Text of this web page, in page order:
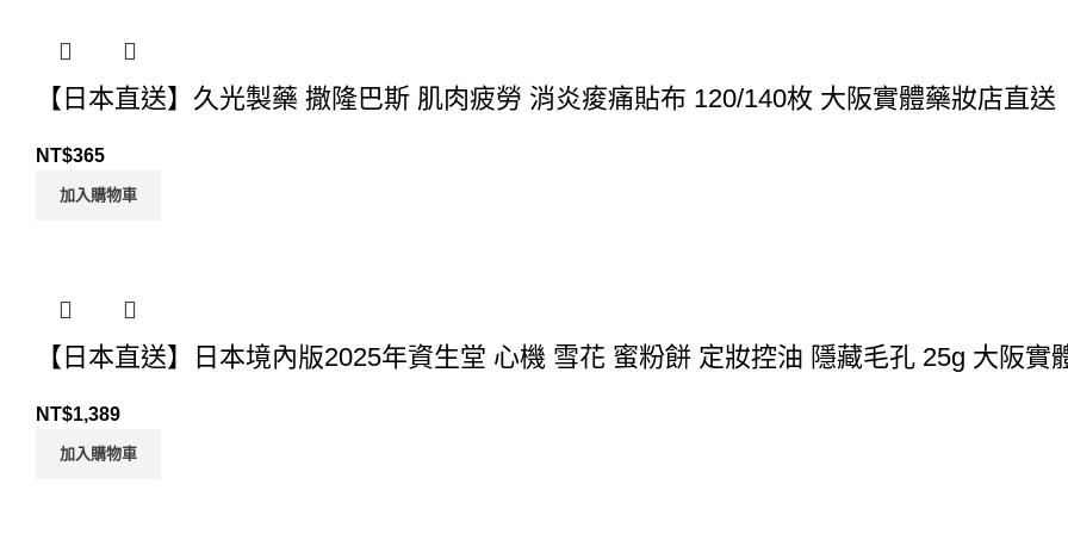
【日本直送】久光製藥 撒隆巴斯 肌肉疲勞 消炎痠痛貼布 120/140枚 大阪實體藥妝店直送
NT$365
加入購物車
【日本直送】日本境內版2025年資生堂 心機 雪花 蜜粉餅 定妝控油 隱藏毛孔 25g 大阪實
NT$1,389
加入購物車